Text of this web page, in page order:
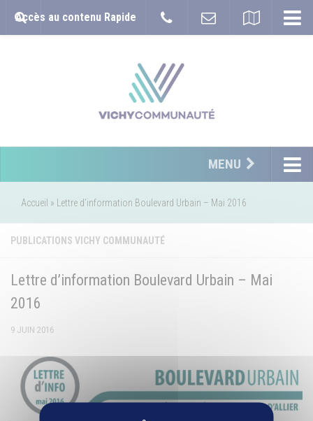
Accès au contenu Rapide
MENU
Accueil » Lettre d’information Boulevard Urbain – Mai 2016
PUBLICATIONS VICHY COMMUNAUTÉ
Lettre d’information Boulevard Urbain – Mai
2016
9 JUIN 2016